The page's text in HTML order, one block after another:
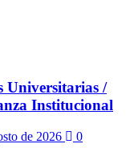
Universitarias /
Institucional
de 2026 0